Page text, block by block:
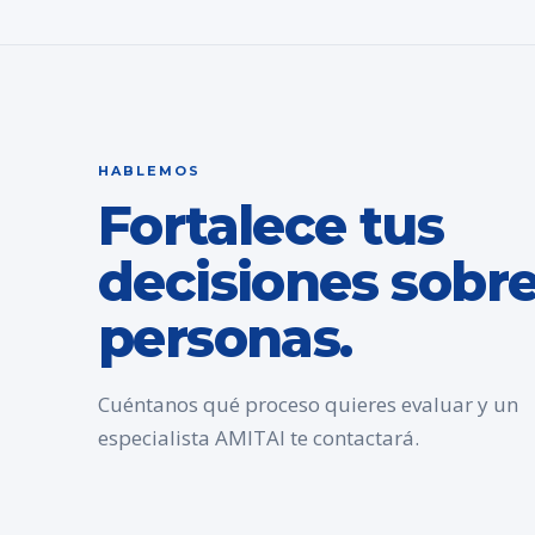
HABLEMOS
Fortalece tus
decisiones
personas.
Cuéntanos qué proceso quieres evaluar y un
especialista AMITAI te contactará.